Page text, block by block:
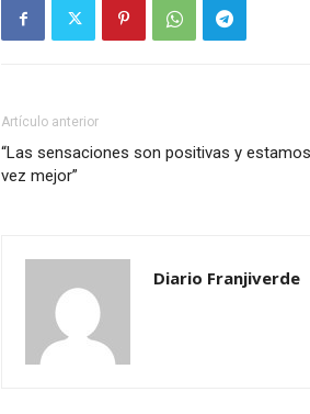
Artículo anterior
“Las sensaciones son positivas y
vez mejor”
Diario Franjiverde